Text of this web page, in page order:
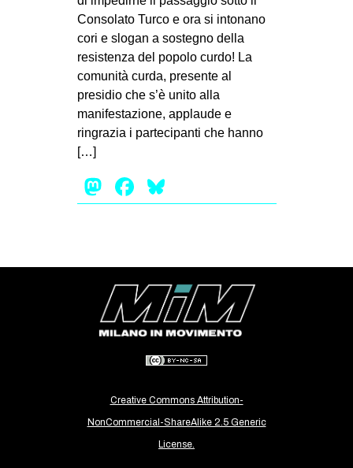
Consolato Turco e ora si intonano
cori e slogan a sostegno della
resistenza del popolo curdo! La
comunità curda, presente al
presidio che s’è unito alla
manifestazione, applaude e
ringrazia i partecipanti che hanno
[…]
Mastodon
Facebook
Creative Commons Attribution-
NonCommercial-ShareAlike 2.5 Generic
License.